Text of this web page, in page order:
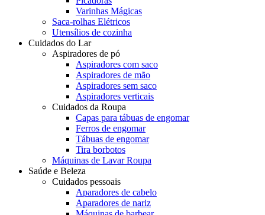
Varinhas Mágicas
Saca-rolhas Elétricos
Utensílios de cozinha
Cuidados do Lar
Aspiradores de pó
Aspiradores com saco
Aspiradores de mão
Aspiradores sem saco
Aspiradores verticais
Cuidados da Roupa
Capas para tábuas de engomar
Ferros de engomar
Tábuas de engomar
Tira borbotos
Máquinas de Lavar Roupa
Saúde e Beleza
Cuidados pessoais
Aparadores de cabelo
Aparadores de nariz